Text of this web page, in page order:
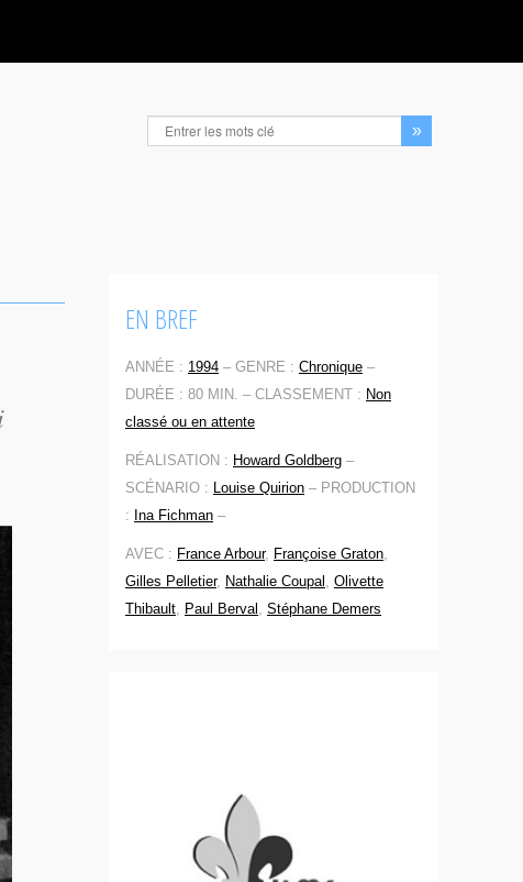
EN BREF
ANNÉE : 1994 – GENRE : Chronique –
DURÉE : 80 MIN. – CLASSEMENT : Non
classé ou en attente
RÉALISATION : Howard Goldberg –
SCÉNARIO : Louise Quirion – PRODUCTION
: Ina Fichman –
AVEC : France Arbour, Françoise Graton,
Gilles Pelletier, Nathalie Coupal , Olivette
Thibault, Paul Berval , Stéphane Demers